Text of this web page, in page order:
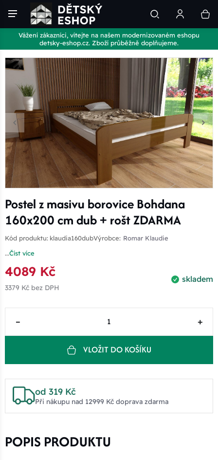
Vážení zákazníci, vítejte na našem modernizovaném eshopu
detsky-eshop.cz. Zboží průběžně doplňujeme.
Postel z masivu borovice Bohdana
160x200 cm dub + rošt ZDARMA
Kód produktu: klaudia160dubVýrobce: Romar Klaudie
...Číst více
skladem
4089 Kč
3379 Kč bez DPH
– +
VLOŽIT DO KOŠÍKU
od 319 Kč
Při nákupu nad 12999 Kč doprava zdarma
POPIS PRODUKTU